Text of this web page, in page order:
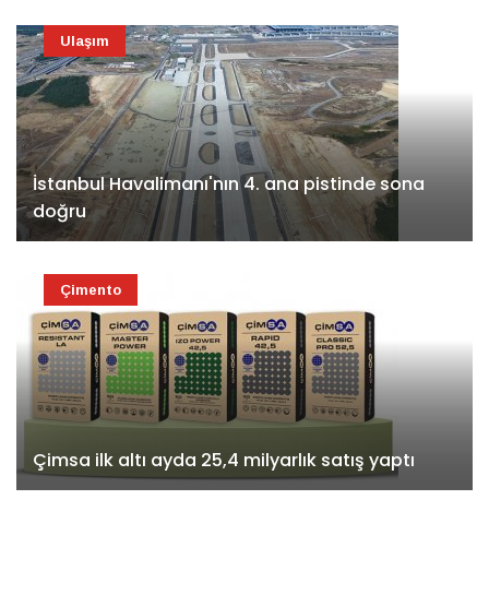
İstanbul Havalimanı'nın 4. ana pistinde sona
doğru
Ulaşım
Çimsa ilk altı ayda 25,4 milyarlık satış yaptı
Çimento